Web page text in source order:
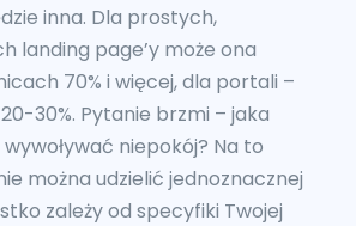
inna. Dla prostych,
landing page’y może ona
70% i więcej, dla portali –
30%. Pytanie brzmi – jaka
niepokój? Na to
można udzielić jednoznacznej
zależy od specyfiki Twojej